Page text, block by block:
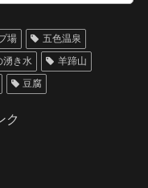
場
五色温泉
湧き水
羊蹄山
豆腐
ク